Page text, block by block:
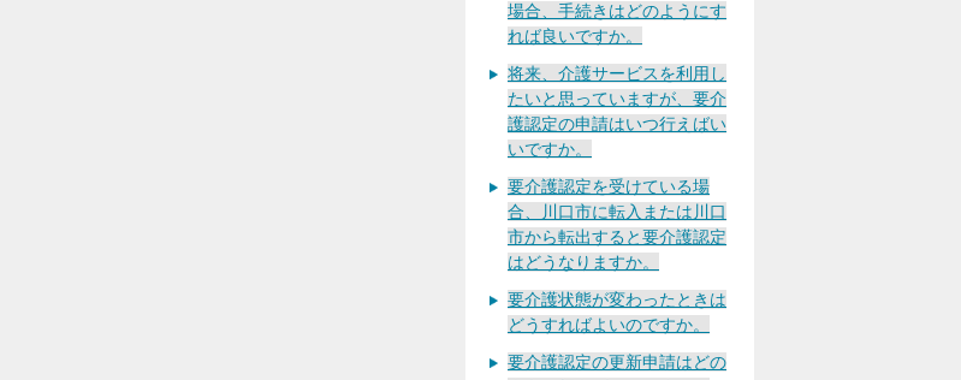
場合、手続きはどのようにす
れば良いですか。
将来、介護サービスを利用し
たいと思っていますが、要介
護認定の申請はいつ行えばい
いですか。
要介護認定を受けている場
合、川口市に転入または川口
市から転出すると要介護認定
はどうなりますか。
要介護状態が変わったときは
どうすればよいのですか。
要介護認定の更新申請はどの